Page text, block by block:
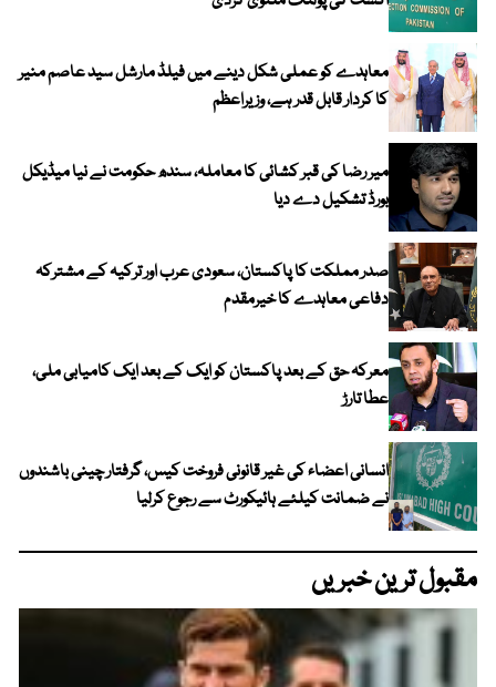
معاہدے کو عملی شکل دینے میں فیلڈ مارشل سید عاصم منیر
کا کردار قابل قدر ہے، وزیراعظم
میر رضا کی قبر کشائی کا معاملہ، سندھ حکومت نے نیا میڈیکل
بورڈ تشکیل دے دیا
صدر مملکت کا پاکستان، سعودی عرب اور ترکیہ کے مشترکہ
دفاعی معاہدے کا خیرمقدم
معرکہ حق کے بعد پاکستان کو ایک کے بعد ایک کامیابی ملی،
عطا تارڑ
انسانی اعضاء کی غیر قانونی فروخت کیس، گرفتار چینی باشندوں
نے ضمانت کیلئے ہائیکورٹ سے رجوع کرلیا
مقبول ترین خبریں